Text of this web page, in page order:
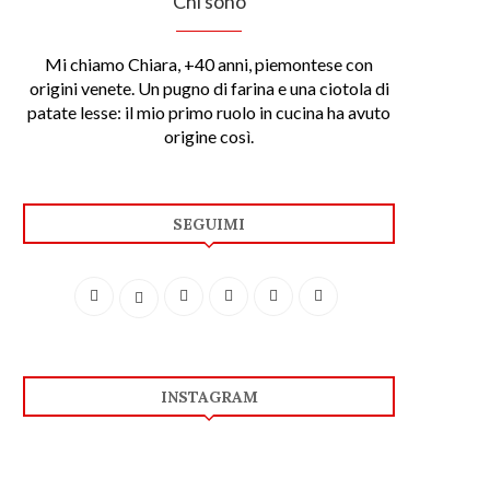
Mi chiamo Chiara, +40 anni, piemontese con
origini venete. Un pugno di farina e una ciotola di
patate lesse: il mio primo ruolo in cucina ha avuto
origine così.
SEGUIMI
INSTAGRAM